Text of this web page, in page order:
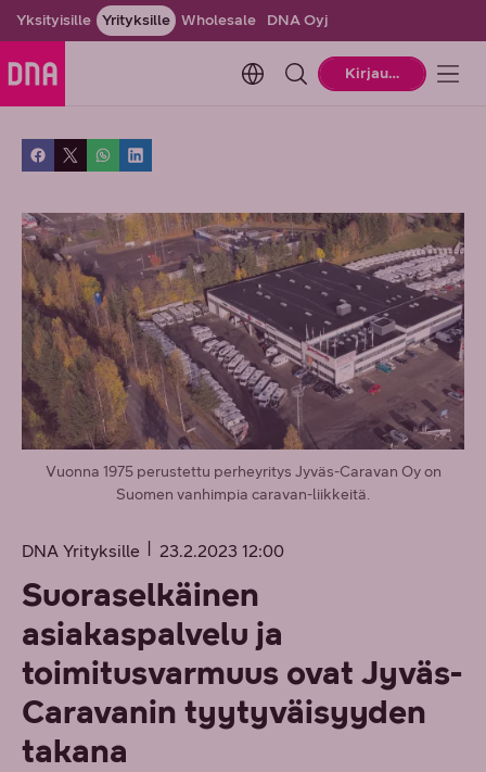
Yksityisille Yrityksille Wholesale DNA Oyj
Change language. Current
Kirjaudu
Vuonna 1975 perustettu perheyritys Jyväs-Caravan Oy on
Suomen vanhimpia caravan-liikkeitä.
DNA Yrityksille 23.2.2023 12:00
Suoraselkäinen
asiakaspalvelu ja
toimitusvarmuus ovat Jyväs-
Caravanin tyytyväisyyden
takana